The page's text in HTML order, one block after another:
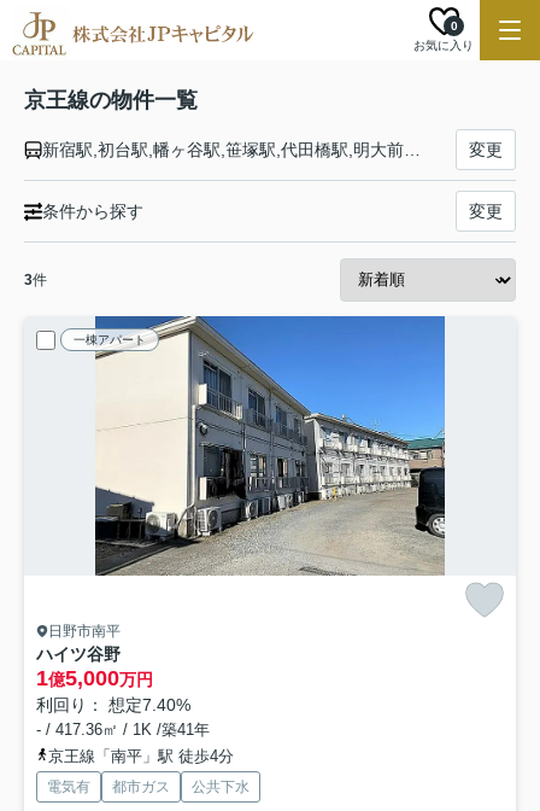
お気に入り
0
京王線の物件一覧
変更
条件から探す 変更
3件
一棟アパート
日野市南平
ハイツ谷野
1億5,000万円
利回り： 想定7.40%
- / 417.36㎡ / 1K /築41年
京王線「南平」駅 徒歩4分
電気有 都市ガス 公共下水